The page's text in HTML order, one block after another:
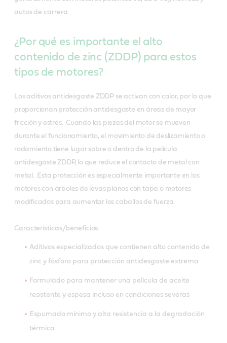
autos de carrera.
¿Por qué es importante el alto
contenido de zinc (ZDDP) para estos
tipos de motores?
Los aditivos antidesgaste ZDDP se activan con calor, por lo que
proporcionan protección antidesgaste en áreas de mayor
fricción y estrés. Cuando las piezas del motor se mueven
durante el funcionamiento, el movimiento de deslizamiento o
rodamiento tiene lugar sobre o dentro de la película
antidesgaste ZDDP, lo que reduce el contacto de metal con
metal. Esta protección es especialmente importante en los
motores con árboles de levas planos con tapa o motores
modificados para aumentar los caballos de fuerza.
Características/beneficios:
Aditivos especializados que contienen alto contenido de
zinc y fósforo para protección antidesgaste extrema
Formulado para mantener una película de aceite
resistente y espesa incluso en condiciones severas
Espumado mínimo y alta resistencia a la degradación
térmica